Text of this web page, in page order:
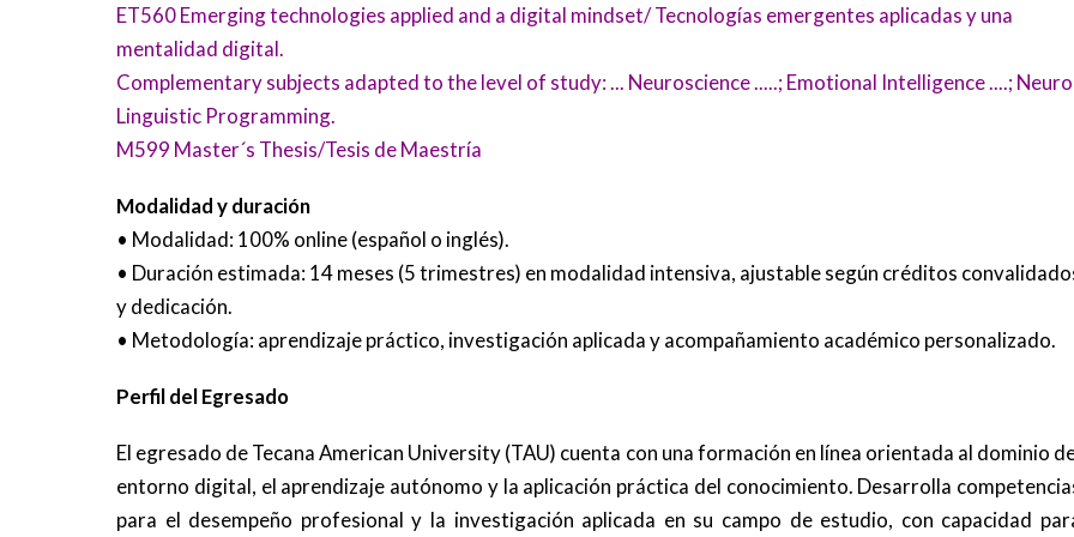
ET560 Emerging technologies applied and a digital mindset/ Tecnologías emergentes aplicadas y una
mentalidad digital.
Complementary subjects adapted to the level of study: ... Neuroscience .....; Emotional Intelligence ....;
Linguistic Programming.
M599 Master´s Thesis/Tesis de Maestría
Modalidad y duración
• Modalidad: 100% online (español o inglés).
• Duración estimada: 14 meses (5 trimestres) en modalidad intensiva, ajustable según créditos
y dedicación.
• Metodología: aprendizaje práctico, investigación aplicada y acompañamiento académico personalizado.
Perfil del Egresado
El egresado de Tecana American University (TAU) cuenta con una formación en línea orientada al dominio
entorno digital, el aprendizaje autónomo y la aplicación práctica del conocimiento. Desarrolla
para el desempeño profesional y la investigación aplicada en su campo de estudio, con capacidad